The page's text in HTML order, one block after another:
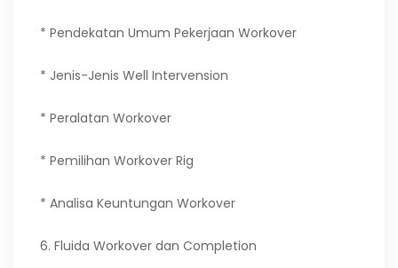
* Pendekatan Umum Pekerjaan Workover
* Jenis-Jenis Well Intervension
* Peralatan Workover
* Pemilihan Workover Rig
* Analisa Keuntungan Workover
6. Fluida Workover dan Completion